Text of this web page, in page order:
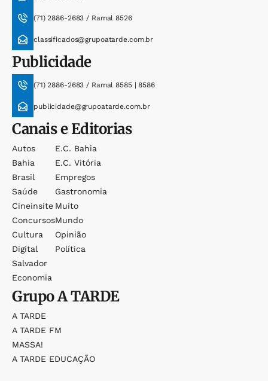
(71) 2886-2683 / Ramal 8526
classificados@grupoatarde.com.br
Publicidade
(71) 2886-2683 / Ramal 8585 | 8586
publicidade@grupoatarde.com.br
Canais e Editorias
Autos
Bahia
Brasil
Saúde
Cineinsite
Concursos
Cultura
Digital
Salvador
Economia
E.c. Bahia
E.c. Vitória
Empregos
Gastronomia
Muito
Mundo
Opinião
Política
GrupoA TARDE
A TARDE
A TARDE FM
MASSA!
A TARDE EDUCAÇÃO